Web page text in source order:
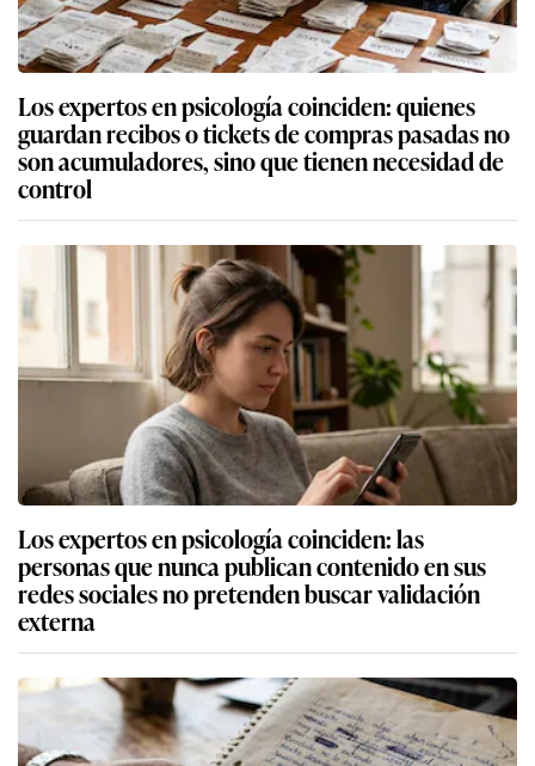
Los expertos en psicología coinciden: quienes
guardan recibos o tickets de compras pasadas no
son acumuladores, sino que tienen necesidad de
control
Los expertos en psicología coinciden: las
personas que nunca publican contenido en sus
redes sociales no pretenden buscar validación
externa